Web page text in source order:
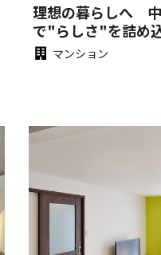
理想の暮らしへ
で"らしさ"を詰め
マンション